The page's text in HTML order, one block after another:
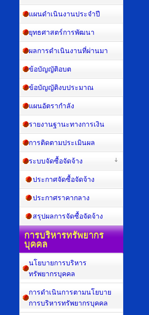
แผนดำเนินงานประจำปี
ยุทธศาสตร์การพัฒนา
ผลการดำเนินงานที่ผ่านมา
ข้อบัญญัติอบต
ข้อบัญญัติงบประมาณ
แผนอัตรากำลัง
รายงานฐานะทางการเงิน
การติดตามประเมินผล
ระบบจัดซื้อจัดจ้าง
ประกาศจัดซื้อจัดจ้าง
ประกาศราคากลาง
สรุปผลการจัดซื้อจัดจ้าง
การบริหารทรัพยากร
บุคคล
นโยบายการบริหาร
ทรัพยากรบุคคล
การดำเนินการตามนโยบาย
การบริหารทรัพยากรบุคคล